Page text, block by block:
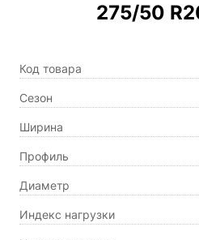
275/50
Код товара
Сезон
Ширина
Профиль
Диаметр
Индекс нагрузки